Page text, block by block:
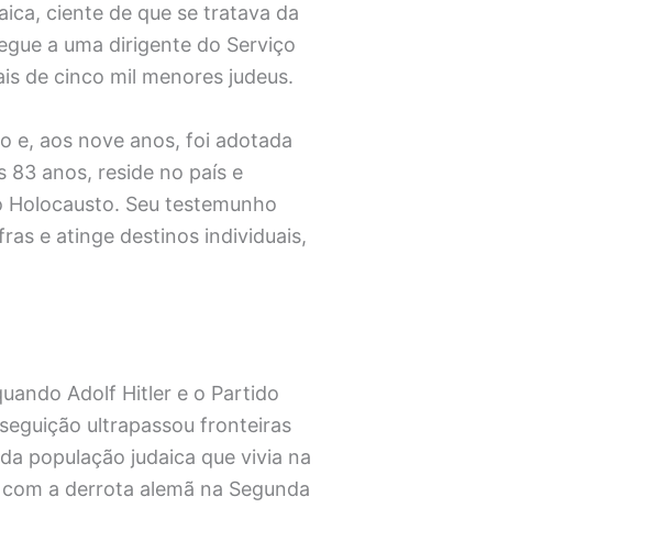
ciente de que se tratava da
a uma dirigente do Serviço
de cinco mil menores judeus.
e, aos nove anos, foi adotada
83 anos, reside no país e
Seu testemunho
e atinge destinos individuais,
Adolf Hitler e o Partido
ultrapassou fronteiras
população judaica que vivia na
a derrota alemã na Segunda